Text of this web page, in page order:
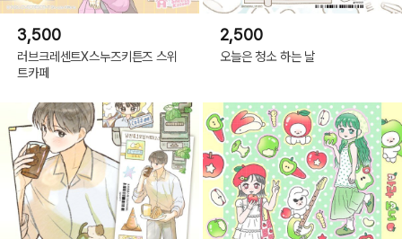
3,500
러브크레센트X스누즈키튼즈 스위
트카페
2,500
오늘은 청소 하는 날